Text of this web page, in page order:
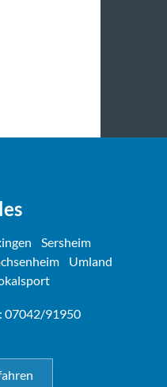
Sersheim
Umland
07042/91950